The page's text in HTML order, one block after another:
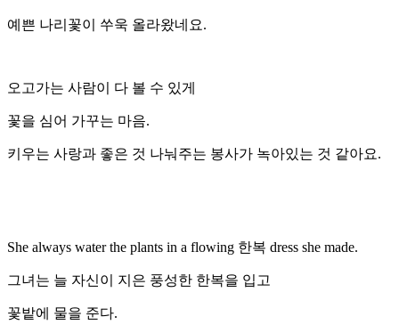
예쁜 나리꽃이 쑤욱 올라왔네요.
오고가는 사람이 다 볼 수 있게
꽃을 심어 가꾸는 마음.
키우는 사랑과 좋은 것 나눠주는 봉사가 녹아있는 것 같아요.
She always water the plants in a flowing 한복 dress she made.
그녀는 늘 자신이 지은 풍성한 한복을 입고
꽃밭에 물을 준다.